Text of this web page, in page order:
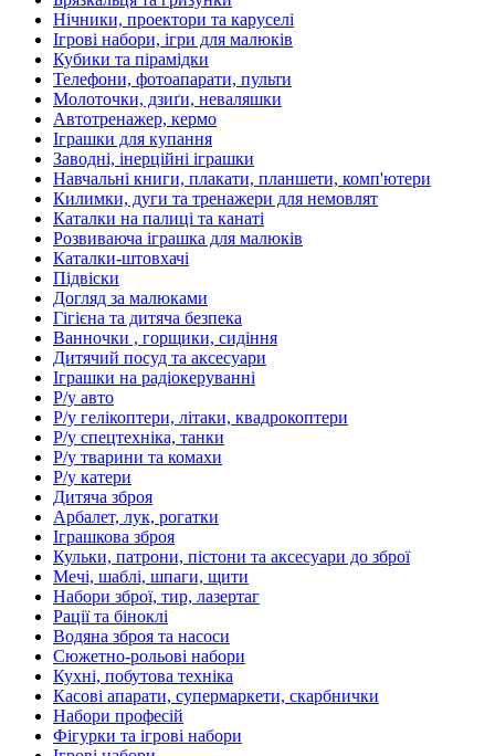
Нічники, проектори та каруселі
Ігрові набори, ігри для малюків
Кубики та пірамідки
Телефони, фотоапарати, пульти
Молоточки, дзиґи, неваляшки
Автотренажер, кермо
Іграшки для купання
Заводні, інерційні іграшки
Навчальні книги, плакати, планшети, комп'ютери
Килимки, дуги та тренажери для немовлят
Каталки на палиці та канаті
Розвиваюча іграшка для малюків
Каталки-штовхачі
Підвіски
Догляд за малюками
Гігієна та дитяча безпека
Ванночки , горщики, сидіння
Дитячий посуд та аксесуари
Іграшки на радіокеруванні
Р/у авто
Р/у гелікоптери, літаки, квадрокоптери
Р/у спецтехніка, танки
Р/у тварини та комахи
Р/у катери
Дитяча зброя
Арбалет, лук, рогатки
Іграшкова зброя
Кульки, патрони, пістони та аксесуари до зброї
Мечі, шаблі, шпаги, щити
Набори зброї, тир, лазертаг
Рації та біноклі
Водяна зброя та насоси
Сюжетно-рольові набори
Кухні, побутова техніка
Касові апарати, супермаркети, скарбнички
Набори професій
Фігурки та ігрові набори